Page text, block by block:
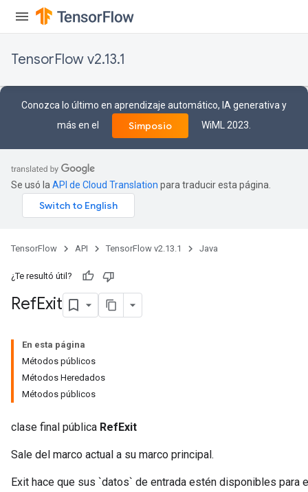
TensorFlow v2.13.1
Conozca lo último en aprendizaje automático, IA generativa y
más en el
Simposio WiML 2023.
Se usó la API de Cloud Translation para traducir esta página.
TensorFlow API TensorFlow v2.13.1 Java
¿Te resultó útil?
RefExit
En esta página
Métodos públicos
Métodos Heredados
Métodos públicos
clase final pública RefExit
Sale del marco actual a su marco principal.
Exit hace que sus `datos` de entrada estén disponibles para